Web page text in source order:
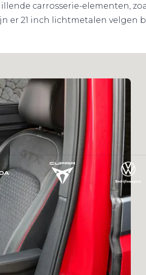
carrosserie-elementen,
er 21 inch lichtmetalen velgen